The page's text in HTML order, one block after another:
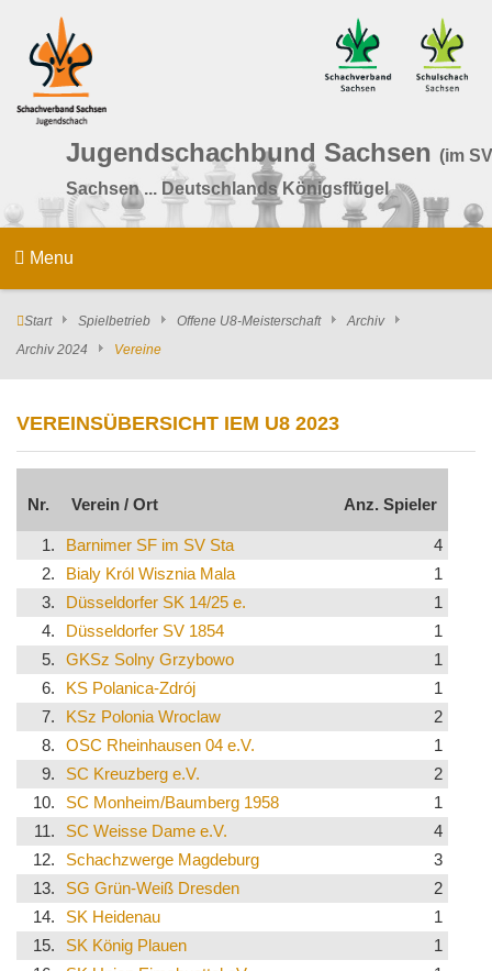
Jugendschachbund Sachsen (im
Sachsen ... Deutschlands Königsflügel
Menu
Start Spielbetrieb Offene U8-Meisterschaft
Archiv
Archiv 2024
Vereine
VEREINSÜBERSICHT IEM U8 2023
Nr. Verein / Ort Anz. Spieler
1. Barnimer SF im SV Sta
4
2.
Bialy Król Wisznia Mala
1
3.
Düsseldorfer SK 14/25 e.
1
4.
Düsseldorfer SV 1854
1
5.
GKSz Solny Grzybowo
1
6.
KS Polanica-Zdrój
1
7.
KSz Polonia Wroclaw
2
8.
OSC Rheinhausen 04 e.V.
1
9.
SC Kreuzberg e.V.
2
10.
SC Monheim/Baumberg 1958
1
11.
SC Weisse Dame e.V.
4
12.
Schachzwerge Magdeburg
3
13.
SG Grün-Weiß Dresden
2
14.
SK Heidenau
1
15.
SK König Plauen
1